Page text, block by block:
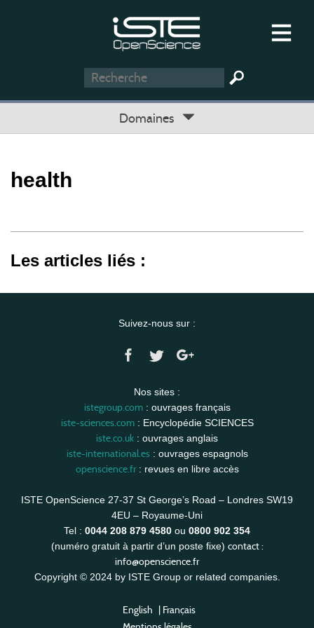
Domaines
health
Les articles liés :
Suivez-nous sur :
Nos sites :
istegroup.com: ouvrages français
iste-sciences.com: Encyclopédie SCIENCES
iste.co.uk : ouvrages anglais
iste-international.es: ouvrages espagnols
openscience.fr: revues en libre accès
ISTE OpenScience 27-37 St George’s Road – Londres SW19
4EU – Royaume-Uni
Tel : 0044 208 879 4580 ou 0800 902 354
(numéro gratuit à partir d’un poste fixe) contact :
info@openscience.fr
Copyright © 2024 by ISTE Group or related companies.
English | Français